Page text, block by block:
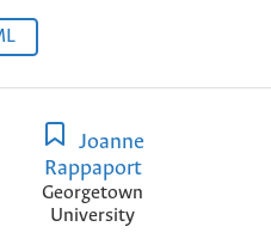
Joanne
Rappaport
Georgetown
University